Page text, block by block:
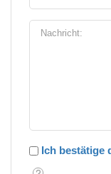
Ich bestätige